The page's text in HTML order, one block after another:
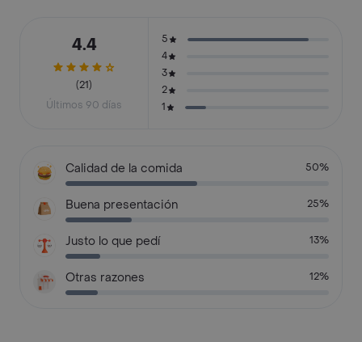
4.4
(21)
Últimos 90 días
5
4
3
2
1
Calidad de la comida 50%
Buena presentación 25%
Justo lo que pedí 13%
Otras razones 12%